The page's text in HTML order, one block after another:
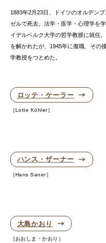
1883年2月23日、ドイツのオルデン
ゼルで死去。法学・医学・心理学を
イデルベルク大学の哲学教授に就任
を解かれたが、1945年に復職、その
学教授をつとめた。
ロッテ・ケーラー
Lotte Köhler
ハンス・ザーナー
Hans Saner
大島かおり
おおしま・かおり